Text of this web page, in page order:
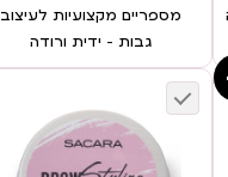
מספריים מקצועיות לעיצוב
גבות – ידית ורודה